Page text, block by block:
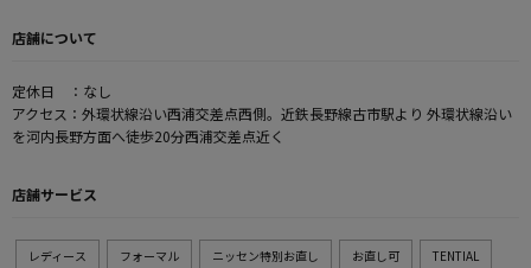
店舗について
定休日 ：なし
アクセス：外環状線沿い西浦交差点西側。近鉄長野線古市駅より 外環状線沿い
を河内長野方面へ徒歩20分西浦交差点近く
店舗サービス
レディース フォーマル ニッセン特別お直し お直し可 TENTIAL